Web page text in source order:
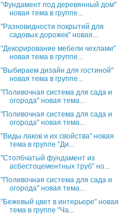
"Фундамент под деревянный дом"
новая тема в группе...
"Разновидности покрытий для
садовых дорожек" новая...
"Декорирование мебели чехлами"
новая тема в группе...
"Выбираем дизайн для гостиной"
новая тема в группе...
"Поливочная система для сада и
огорода" новая тема...
"Поливочная система для сада и
огорода" новая тема...
"Виды лаков и их свойства" новая
тема в группе "Ди...
"Столбчатый фундамент из
асбестоцементных труб" но...
"Поливочная система для сада и
огорода" новая тема...
"Бежевый цвет в интерьере" новая
тема в группе "Ча...